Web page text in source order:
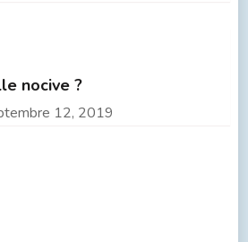
nocive ?
12, 2019